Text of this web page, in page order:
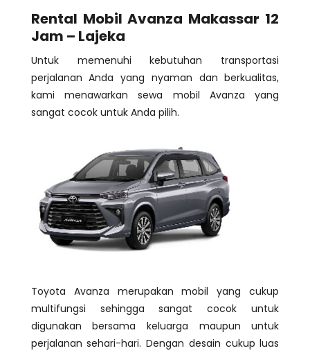
Rental Mobil Avanza Makassar 12
Jam – Lajeka
Untuk memenuhi kebutuhan transportasi
perjalanan Anda yang nyaman dan berkualitas,
kami menawarkan sewa mobil Avanza yang
sangat cocok untuk Anda pilih.
Toyota Avanza merupakan mobil yang cukup
multifungsi sehingga sangat cocok untuk
digunakan bersama keluarga maupun untuk
perjalanan sehari-hari. Dengan desain cukup luas